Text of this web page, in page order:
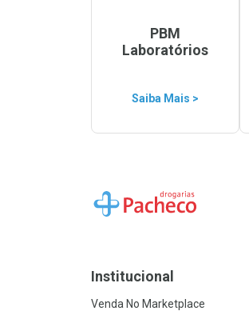
PBM
Laboratórios
Saiba Mais >
Ir para a Home
Institucional
Venda No Marketplace